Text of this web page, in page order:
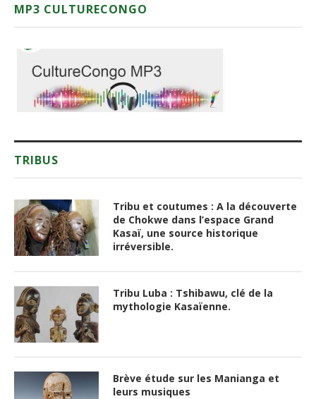
MP3 CULTURECONGO
TRIBUS
Tribu et coutumes : A la découverte
de Chokwe dans l’espace Grand
Kasaï, une source historique
irréversible.
Tribu Luba : Tshibawu, clé de la
mythologie Kasaïenne.
Brève étude sur les Manianga et
leurs musiques